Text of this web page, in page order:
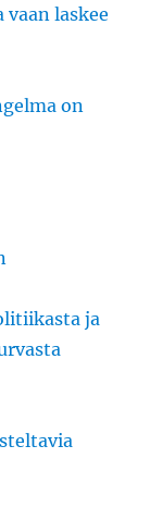
laskee
on
ja